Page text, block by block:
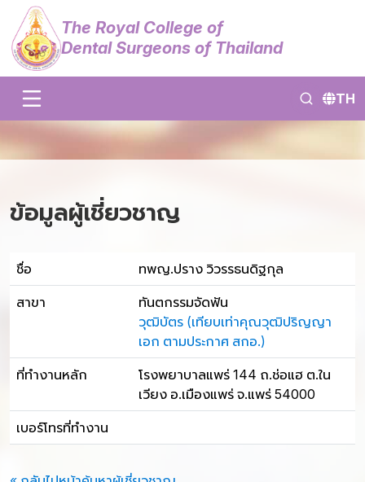
The Royal College of
Dental Surgeons of Thailand
TH
ข้อมูลผู้เชี่ยวชาญ
ชื่อ ทพญ.ปราง วิวรรธนดิฐกุล
สาขา
ทันตกรรมจัดฟัน
วุฒิบัตร (เทียบเท่าคุณวุฒิปริญญา
เอก ตามประกาศ สกอ.)
ที่ทำงานหลัก
โรงพยาบาลแพร่ 144 ถ.ช่อแฮ ต.ใน
เวียง อ.เมืองแพร่ จ.แพร่ 54000
เบอร์โทรที่ทำงาน